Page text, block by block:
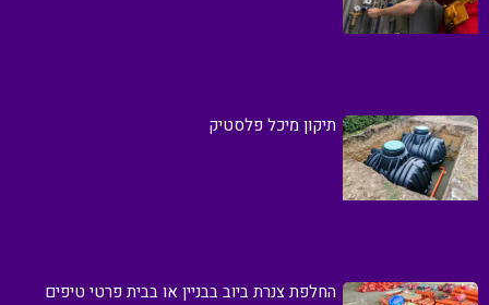
תיקון מיכל פלסטיק
החלפת צנרת ביוב בבניין או בבית פרטי טיפים